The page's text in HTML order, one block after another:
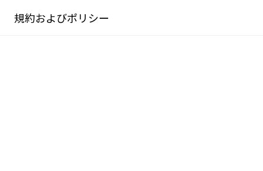
規約およびポリシー